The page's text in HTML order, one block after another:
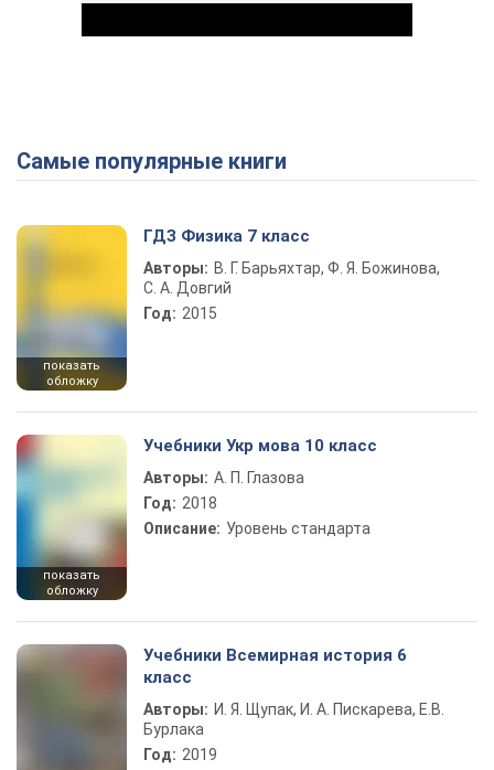
Play Video
Самые популярные книги
показать
обложку
ГДЗ Физика 7 класс
Авторы: В. Г. Барьяхтар, Ф. Я. Божинова,
С. А. Довгий
Год: 2015
показать
обложку
Учебники Укр мова 10 класс
Авторы: А. П. Глазова
Год: 2018
Описание: Уровень стандарта
Учебники Всемирная история 6
класс
Авторы: И. Я. Щупак, И. А. Пискарева, Е.В.
Бурлака
Год: 2019